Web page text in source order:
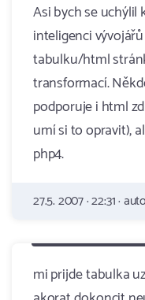
Asi bych se uchýlil
inteligenci
tabulku/html
transformací.
podporuje i html
umí si to opravit),
php4.
27.5. 2007 · 22:31 ·
mi prijde tabulka